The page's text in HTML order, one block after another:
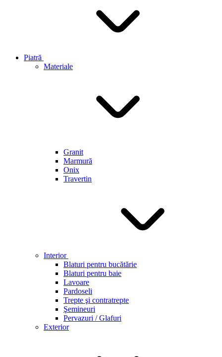
Piatră
Materiale
Granit
Marmură
Onix
Travertin
Interior
Blaturi pentru bucătărie
Blaturi pentru baie
Lavoare
Pardoseli
Trepte şi contratrepte
Şemineuri
Pervazuri / Glafuri
Exterior